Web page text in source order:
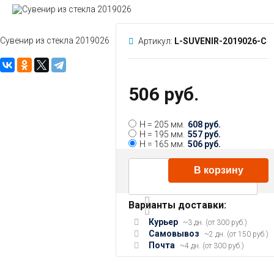
Сувенир из стекла 2019026 Артикул: L-SUVENIR-2019026-C
506 руб.
H = 205 мм.
608 руб.
H = 195 мм. 557 руб.
H = 165 мм. 506 руб.
В корзину
Варианты доставки:
Курьер ~3 дн. (от 300 руб.)
Самовывоз ~2 дн. (от 150 руб.)
Почта ~4 дн. (от 300 руб.)